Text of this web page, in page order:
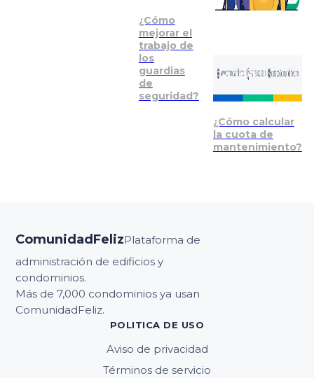
¿Cómo
mejorar el
trabajo de
los
guardias
de
seguridad?
¿Cómo calcular
la cuota de
mantenimiento?
ComunidadFelizPlataforma de
administración de edificios y
condominios.
Más de 7,000 condominios ya usan
ComunidadFeliz.
POLITICA DE USO
Aviso de privacidad
Términos de servicio